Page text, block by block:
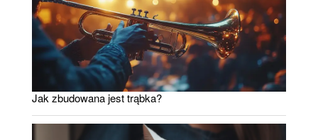
Jak zbudowana jest trąbka?